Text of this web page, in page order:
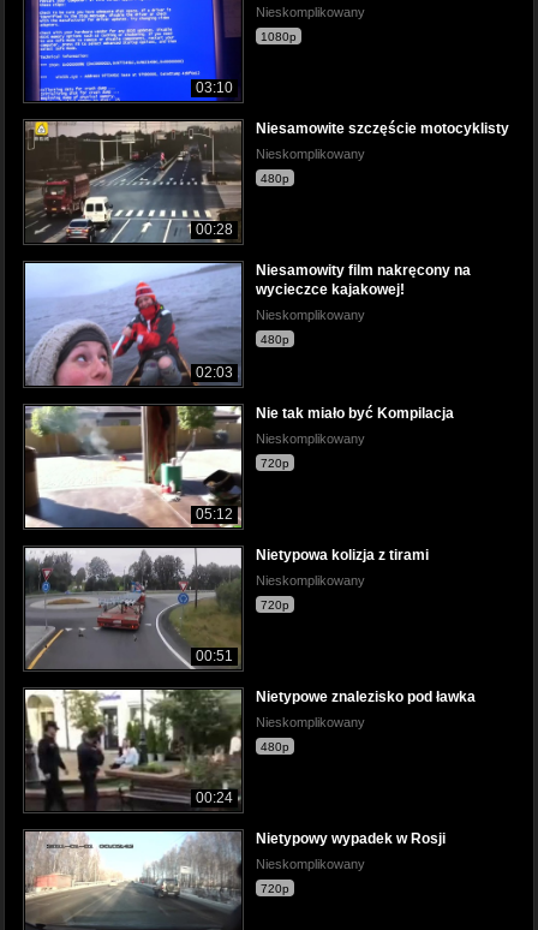
03:10
Nieskomplikowany
1080p
00:28
Niesamowite szczęście motocyklisty
Nieskomplikowany
480p
02:03
Niesamowity film nakręcony na
wycieczce kajakowej!
Nieskomplikowany
480p
05:12
Nie tak miało być Kompilacja
Nieskomplikowany
720p
00:51
Nietypowa kolizja z tirami
Nieskomplikowany
720p
00:24
Nietypowe znalezisko pod ławka
Nieskomplikowany
480p
Nietypowy wypadek w Rosji
Nieskomplikowany
720p